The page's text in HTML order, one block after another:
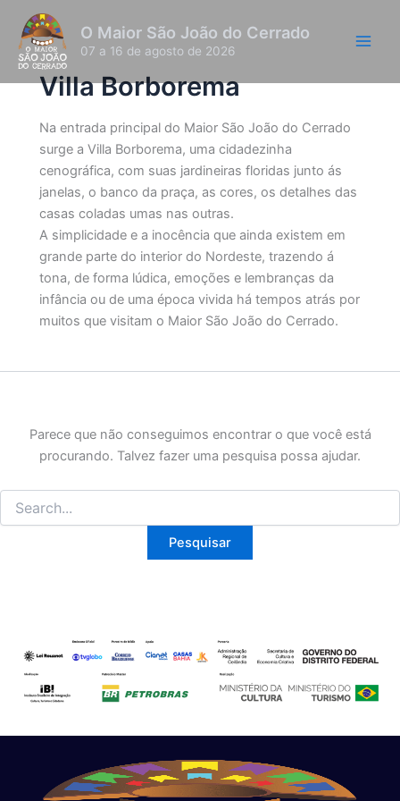
para
conteúdo
O Maior São João do Cerrado
07 a 16 de agosto de 2026
Villa Borborema
Na entrada principal do Maior São João do Cerrado
surge a Villa Borborema, uma cidadezinha
cenográfica, com suas jardineiras floridas junto ás
janelas, o banco da praça, as cores, os detalhes das
casas coladas umas nas outras.
A simplicidade e a inocência que ainda existem em
grande parte do interior do Nordeste, trazendo á
tona, de forma lúdica, emoções e lembranças da
infância ou de uma época vivida há tempos atrás por
muitos que visitam o Maior São João do Cerrado.
Parece que não conseguimos encontrar o que você está
procurando. Talvez fazer uma pesquisa possa ajudar.